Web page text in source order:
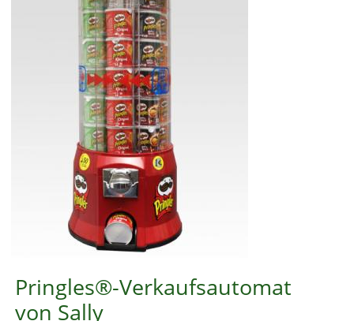
Pringles®-Verkaufsautomat
von Sally